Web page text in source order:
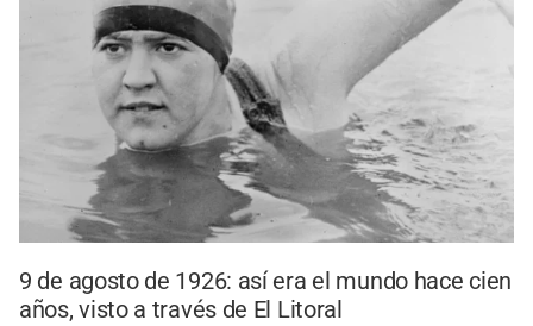
9 de agosto de 1926: así era el mundo hace cien
años, visto a través de El Litoral